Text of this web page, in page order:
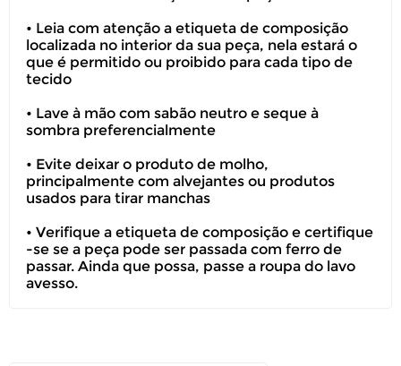
Você pode devolver este
produto gratuitamente.
Você possui até 07 dias corridos, após o
recebimento do produto, para solicitar
a troca ou devolução caso seu produto
esteja sem uso.
devolução.
• Leia com atenção a etiqueta de composição
localizada no interior da sua peça, nela estará o
que é permitido ou proibido para cada tipo de
tecido
• Lave à mão com sabão neutro e seque à
sombra preferencialmente
• Evite deixar o produto de molho,
principalmente com alvejantes ou produtos
usados para tirar manchas
• Verifique a etiqueta de composição e certifique
-se se a peça pode ser passada com ferro de
passar. Ainda que possa, passe a roupa do lavo
avesso.